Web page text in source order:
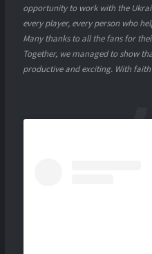
opportunity to work with the
every player, every person who
Many thanks to all the fans for
Together, we managed to show
productive and exciting. With